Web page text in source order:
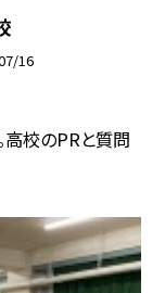
16
高校のPRと質問